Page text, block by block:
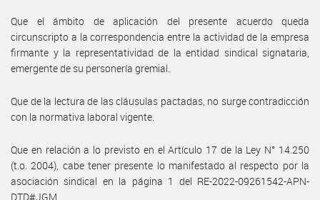
Que el ámbito de aplicación del presente acuerdo queda
circunscripto a la correspondencia entre la actividad de la empresa
firmante y la representatividad de la entidad sindical signataria,
emergente de su personería gremial.
Que de la lectura de las cláusulas pactadas, no surge contradicción
con la normativa laboral vigente.
Que en relación a lo previsto en el Artículo 17 de la Ley N° 14.250
(t.o. 2004), cabe tener presente lo manifestado al respecto por la
asociación sindical en la página 1 del RE-2022-09261542-APN-
DTD#JGM.